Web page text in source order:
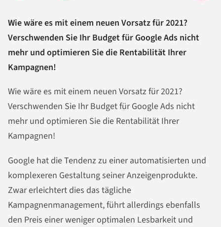
Wie wäre es mit einem neuen Vorsatz für 2021?
Verschwenden Sie Ihr Budget für Google Ads nicht
mehr und optimieren Sie die Rentabilität Ihrer
Kampagnen!
Wie wäre es mit einem neuen Vorsatz für 2021?
Verschwenden Sie Ihr Budget für Google Ads nicht
mehr und optimieren Sie die Rentabilität Ihrer
Kampagnen!
Google hat die Tendenz zu einer automatisierten und
komplexeren Gestaltung seiner Anzeigenprodukte.
Zwar erleichtert dies das tägliche
Kampagnenmanagement, führt allerdings ebenfalls
den Preis einer weniger optimalen Lesbarkeit und